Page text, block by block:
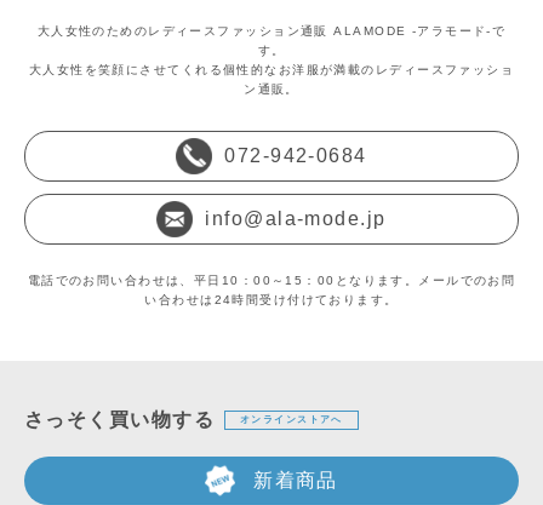
大人女性のためのレディースファッション通販 ALAMODE -アラモード-で
す。
大人女性を笑顔にさせてくれる個性的なお洋服が満載のレディースファッショ
ン通販。
072-942-0684
info@ala-mode.jp
電話でのお問い合わせは、平日10：00～15：00となります。メールでのお問
い合わせは24時間受け付けております。
さっそく買い物する オンラインストアへ
新着商品